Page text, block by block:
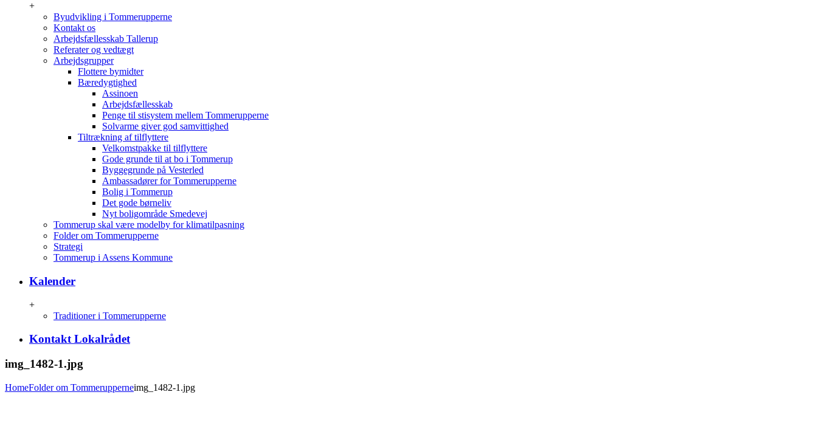
+
Byudvikling i Tommerupperne
Kontakt os
Arbejdsfællesskab Tallerup
Referater og vedtægt
Arbejdsgrupper
Flottere bymidter
Bæredygtighed
Assinoen
Arbejdsfællesskab
Penge til stisystem mellem Tommerupperne
Solvarme giver god samvittighed
Tiltrækning af tilflyttere
Velkomstpakke til tilflyttere
Gode grunde til at bo i Tommerup
Byggegrunde på Vesterled
Ambassadører for Tommerupperne
Bolig i Tommerup
Det gode børneliv
Nyt boligområde Smedevej
Tommerup skal være modelby for klimatilpasning
Folder om Tommerupperne
Strategi
Tommerup i Assens Kommune
Kalender
+
Traditioner i Tommerupperne
Kontakt Lokalrådet
img_1482-1.jpg
HomeFolder om Tommerupperneimg_1482-1.jpg